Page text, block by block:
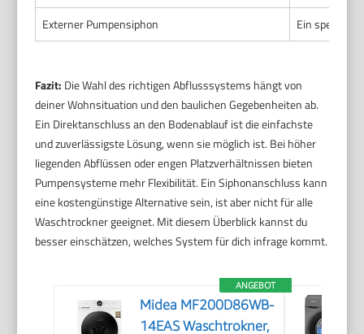
Externer Pumpensiphon
Ein
Fazit: Die Wahl des richtigen Abflusssystems hängt von
deiner Wohnsituation und den baulichen Gegebenheiten ab.
Ein Direktanschluss an den Bodenablauf ist die einfachste
und zuverlässigste Lösung, wenn sie möglich ist. Bei höher
liegenden Abflüssen oder engen Platzverhältnissen bieten
Pumpensysteme mehr Flexibilität. Ein Siphonanschluss kann
eine kostengünstige Alternative sein, ist aber nicht für alle
Waschtrockner geeignet. Mit diesem Überblick kannst du
besser einschätzen, welches System für dich infrage kommt.
ANGEBOT
Midea MF200D86WB-
14EAS Waschtrokner,